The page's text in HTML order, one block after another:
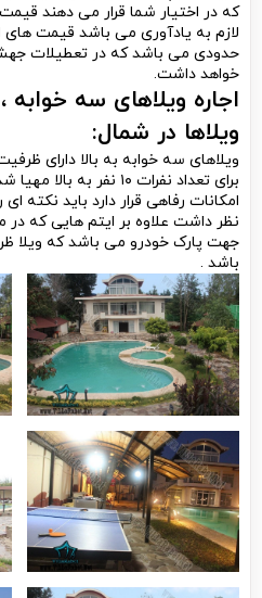
که در اختیار شما قرار می دهند
لازم به یادآوری می باشد قیمت های
خواهد داشت.
اجاره ویلاهای سه خوابه
ویلاها در شمال:
ویلاهای سه خوابه به بالا دارای
برای تعداد نفرات ۱۰ نفر
امکانات رفاهی قرار دارد باید نکته
نظر داشت علاوه بر ایتم هایی که
جهت پارک خودرو می باشد که ویلا
باشد .